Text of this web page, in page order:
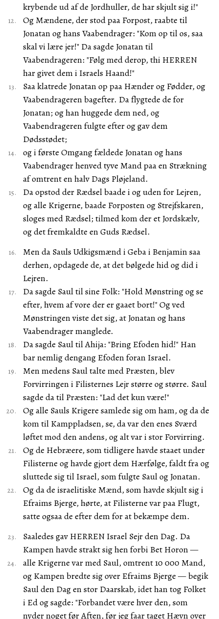
krybende ud af de Jordhuller, de har skjult sig i!"
Og Mændene, der stod paa Forpost, raabte til
Jonatan og hans Vaabendrager: "Kom op til os, saa
skal vi lære jer!" Da sagde Jonatan til
Vaabendrageren: "Følg med derop, thi HERREN
har givet dem i Israels Haand!"
Saa klatrede Jonatan op paa Hænder og Fødder, og
Vaabendrageren bagefter. Da flygtede de for
Jonatan; og han huggede dem ned, og
Vaabendrageren fulgte efter og gav dem
Dødsstødet;
og i første Omgang fældede Jonatan og hans
Vaabendrager henved tyve Mand paa en Strækning
af omtrent en halv Dags Pløjeland.
Da opstod der Rædsel baade i og uden for Lejren,
og alle Krigerne, baade Forposten og Strejfskaren,
sloges med Rædsel; tilmed kom der et Jordskælv,
og det fremkaldte en Guds Rædsel.
Men da Sauls Udkigsmænd i Geba i Benjamin saa
derhen, opdagede de, at det bølgede hid og did i
Lejren.
Da sagde Saul til sine Folk: "Hold Mønstring og se
efter, hvem af vore der er gaaet bort!" Og ved
Mønstringen viste det sig, at Jonatan og hans
Vaabendrager manglede.
Da sagde Saul til Ahija: "Bring Efoden hid!" Han
bar nemlig dengang Efoden foran Israel.
Men medens Saul talte med Præsten, blev
Forvirringen i Filisternes Lejr større og større. Saul
sagde da til Præsten: "Lad det kun være!"
Og alle Sauls Krigere samlede sig om ham, og da de
kom til Kamppladsen, se, da var den enes Sværd
løftet mod den andens, og alt var i stor Forvirring.
Og de Hebræere, som tidligere havde staaet under
Filisterne og havde gjort dem Hærfølge, faldt fra og
sluttede sig til Israel, som fulgte Saul og Jonatan.
Og da de israelitiske Mænd, som havde skjult sig i
Efraims Bjerge, hørte, at Filisterne var paa Flugt,
satte ogsaa de efter dem for at bekæmpe dem.
Saaledes gav HERREN Israel Sejr den Dag. Da
Kampen havde strakt sig hen forbi Bet Horon —
alle Krigerne var med Saul, omtrent 10 000 Mand,
og Kampen bredte sig over Efraims Bjerge — begik
Saul den Dag en stor Daarskab, idet han tog Folket
i Ed og sagde: "Forbandet være hver den, som
nyder noget før Aften, før jeg faar taget Hævn over